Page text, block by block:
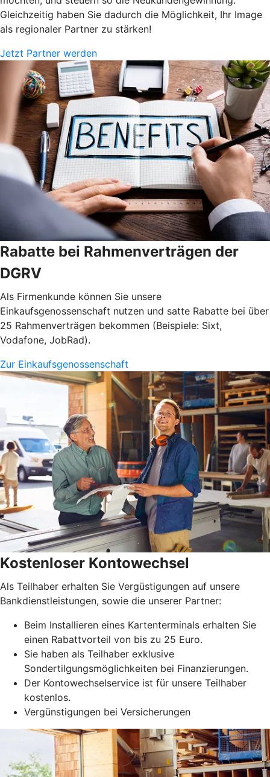
Gleichzeitig haben Sie dadurch die Möglichkeit, Ihr Image
als regionaler Partner zu stärken!
Jetzt Partner werden
Rabatte bei Rahmenverträgen der
DGRV
Als Firmenkunde können Sie unsere
Einkaufsgenossenschaft nutzen und satte Rabatte bei über
25 Rahmenverträgen bekommen (Beispiele: Sixt,
Vodafone, JobRad).
Zur Einkaufsgenossenschaft
Kostenloser Kontowechsel
Als Teilhaber erhalten Sie Vergüstigungen auf unsere
Bankdienstleistungen, sowie die unserer Partner:
Beim Installieren eines Kartenterminals erhalten Sie
einen Rabattvorteil von bis zu 25 Euro.
Sie haben als Teilhaber exklusive
Sondertilgungsmöglichkeiten bei Finanzierungen.
Der Kontowechselservice ist für unsere Teilhaber
kostenlos.
Vergünstigungen bei Versicherungen